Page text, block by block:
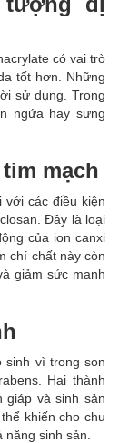
có vai trò
tốt hơn. Những
sử dụng. Trong
ngứa hay sưng
mạch
các điều kiện
Đây là loại
của ion canxi
chí chất này còn
giảm sức mạnh
sinh vì trong son
Hai thành
giáp và sinh sản
khiến cho chu
sinh sản.